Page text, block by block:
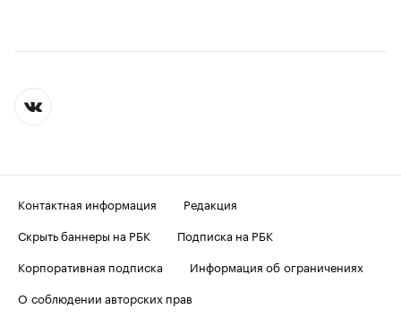
Контактная информация
Редакция
Скрыть баннеры на РБК
Подписка на РБК
Корпоративная подписка
Информация об ограничениях
О соблюдении авторских прав